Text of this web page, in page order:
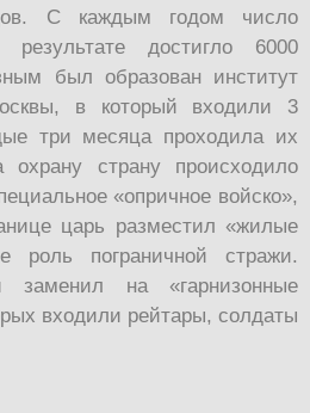
С каждым годом число
достигло 6000
был образован институт
в который входили 3
три месяца проходила их
страну происходило
«опричное войско»,
царь разместил «жилые
роль пограничной стражи.
на «гарнизонные
входили рейтары, солдаты